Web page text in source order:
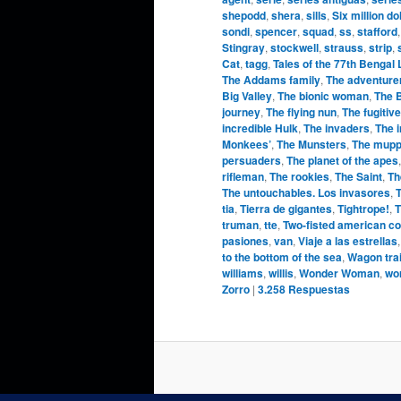
shepodd, shera, sills, Six million
sondi, spencer, squad, ss, stafford,
Stingray, stockwell, strauss, strip,
Cat, tagg, Tales of the 77th Bengal
The Addams family, The
Big Valley, The bionic woman, The
journey, The flying nun, The fugitive
incredible Hulk, The invaders, The
Monkees’, The Munsters, The
persuaders, The planet of the apes,
rifleman, The rookies, The Saint,
The untouchables. Los invasores,
tia, Tierra de gigantes, Tightrope!,
truman, tte, Two-fisted american
pasiones, van, Viaje a las estrellas,
to the bottom of the sea, Wagon
williams, willis, Wonder Woman,
Zorro | 3.258 Respuestas